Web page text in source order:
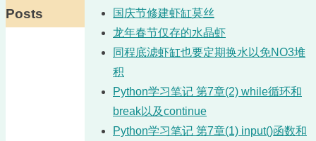
Posts
国庆节修建虾缸莫丝
龙年春节仅存的水晶虾
同程底滤虾缸也要定期换水以免NO3堆
积
Python学习笔记 第7章(2) while循环和
break以及continue
Python学习笔记 第7章(1) input()函数和